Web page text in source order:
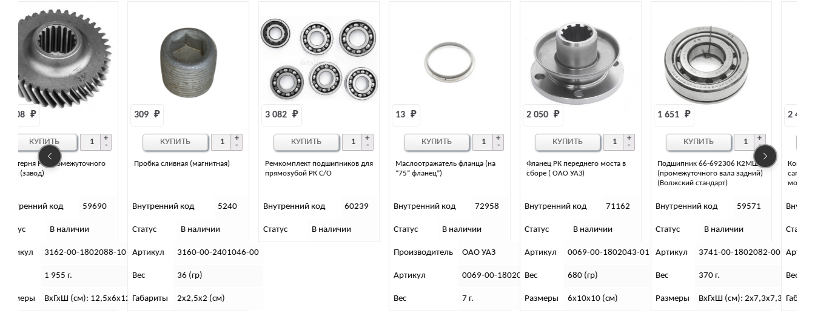
10
Пробка сливная (магнитная)
309
Внутренний код
Статус В наличии
Артикул 3160-00-2401046-00
36 (гр)
Габариты 2х2,5х2 (см)
КУПИТЬ
Ремкомплект подшипников для
3 082
Внутренний код
В наличии
КУПИТЬ
Маслоотражатель фланца (на
“75” фланец”)
13
Внутренний код
В наличии
0069-00-1802077-97
КУПИТЬ
Фланец РК переднего моста в
сборе ( ОАО УАЗ)
Внутренний код
Статус В наличии
Артикул 0069-00-1802043-01
Вес 680 (гр)
6х10х10 (см)
КУПИТЬ
Подшипник 66-692306 К2МШ2
(промежуточного вала задний)
1 651
Внутренний код
В наличии
Артикул 3741-00-1802082-00
370 г.
Размеры ВхГхШ (см): 2х7,3х7,3
КУПИТЬ
Комплект герметизации (вывода)
сапунов УЛУЧШЕННЫЙ на все
модели УАЗ
2 456
Внутренний код
В наличии
Артикул СП
Габариты 15х10х7 (см)
КУПИТЬ